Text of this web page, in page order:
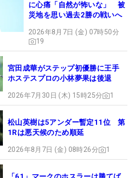
に心痛「自然が怖いな」 被
災地を思い過去2勝の戦いへ
2026年8月7日 (金) 07時50分
19
宮田成華がステップ初優勝に王手
ホステスプロの小林夢果は後退
2026年7月30日 (木) 15時25分 1
松山英樹は5アンダー暫定11位 第
1Rは悪天候のため順延
2026年8月7日 (金) 08時26分 1